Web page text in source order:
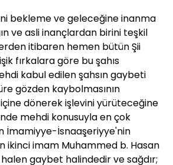
bekleme ve geleceğine inanma
ve asli inançlardan birini teşkil
itibaren hemen bütün Şii
fırkalara göre bu şahıs
kabul edilen şahsın gaybeti
gözden kaybolmasının
dönerek işlevini yürüteceğine
mehdi konusuyla en çok
İmamiyye-İsnaaşeriyye'nin
ikinci imam Muhammed b. Hasan
gaybet halindedir ve sağdır;